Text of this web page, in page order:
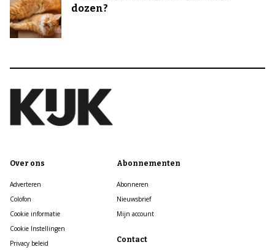
dozen?
Over ons
Adverteren
Colofon
Cookie informatie
Cookie Instellingen
Privacy beleid
Abonnementen
Abonneren
Nieuwsbrief
Mijn account
Contact